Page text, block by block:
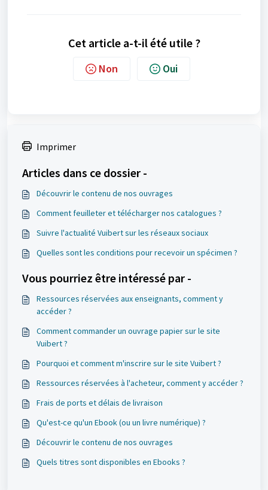
Cet article a-t-il été utile ?
Non Oui
Imprimer
Articles dans ce dossier -
Découvrir le contenu de nos ouvrages
Comment feuilleter et télécharger nos catalogues ?
Suivre l'actualité Vuibert sur les réseaux sociaux
Quelles sont les conditions pour recevoir un spécimen ?
Vous pourriez être intéressé par -
Ressources réservées aux enseignants, comment y
accéder ?
Comment commander un ouvrage papier sur le site
Vuibert ?
Pourquoi et comment m'inscrire sur le site Vuibert ?
Ressources réservées à l'acheteur, comment y accéder ?
Frais de ports et délais de livraison
Qu'est-ce qu'un Ebook (ou un livre numérique) ?
Découvrir le contenu de nos ouvrages
Quels titres sont disponibles en Ebooks ?